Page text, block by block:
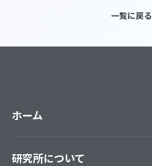
一覧に戻る
ホーム
研究所について